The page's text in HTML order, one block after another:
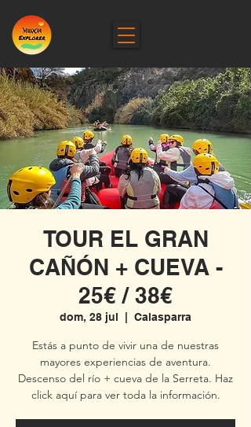
TOUR EL GRAN
CAÑÓN + CUEVA -
25€ / 38€
dom, 28 jul Calasparra
Estás a punto de vivir una de nuestras
mayores experiencias de aventura.
Descenso del río + cueva de la Serreta. Haz
click aquí para ver toda la información.